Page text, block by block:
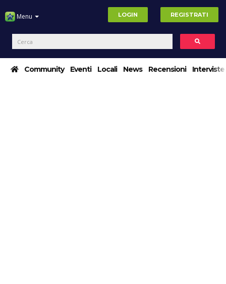
Menu LOGIN REGISTRATI
Community Eventi Locali News Recensioni Interviste